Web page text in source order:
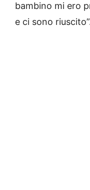
bambino mi ero
e ci sono